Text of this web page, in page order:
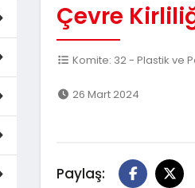
Çevre
Komite: 32 - Plastik ve
26 Mart 2024
Paylaş: